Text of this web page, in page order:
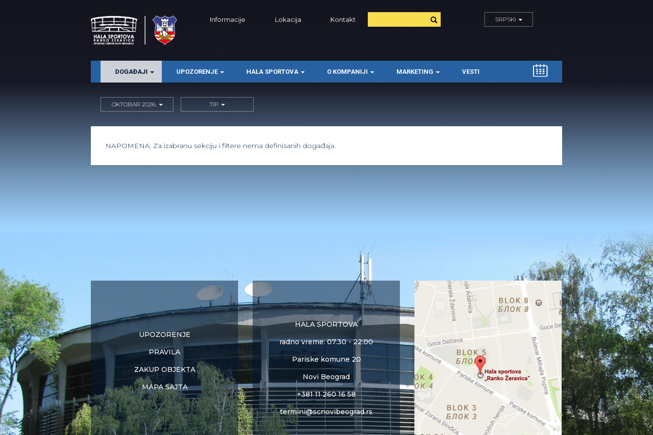
Informacije Lokacija Kontakt SRPSKI
DOGAĐAJI UPOZORENJE HALA SPORTOVA O KOMPANIJI MARKETING VESTI
OKTOBAR 2026. TIP
NAPOMENA: Za izabranu sekciju i filtere nema definisanih događaja.
UPOZORENJE
PRAVILA
ZAKUP OBJEKTA
MAPA SAJTA
HALA SPORTOVA
radno vreme: 07.30 - 22.00
Pariske komune 20
Novi Beograd
+381 11 260 16 58
termini@scnovibeograd.rs